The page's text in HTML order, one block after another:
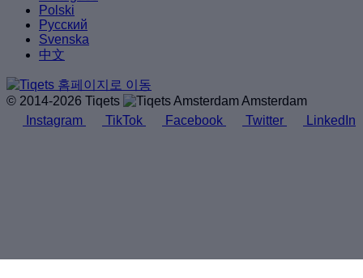
Polski
Русский
Svenska
中文
© 2014-2026 Tiqets
Amsterdam
Instagram
TikTok Facebook Twitter LinkedIn